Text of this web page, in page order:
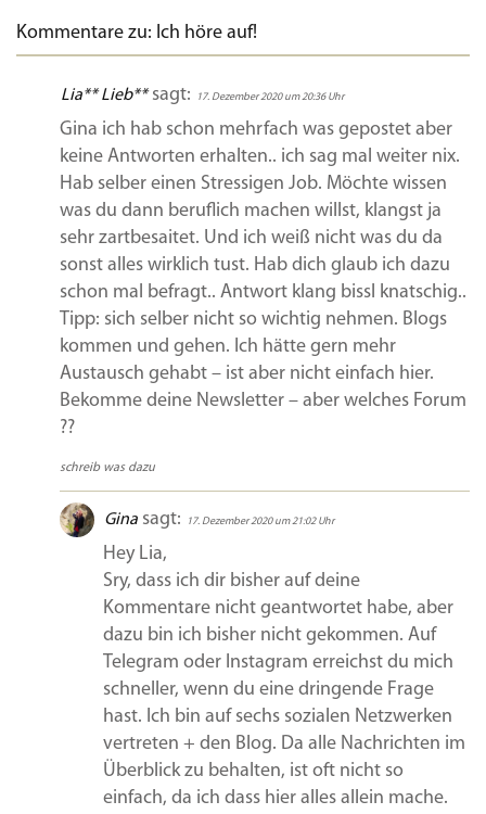
Kommentare zu: Ich höre auf!
Lia** Lieb** sagt: 17. Dezember 2020 um 20:36 Uhr
Gina ich hab schon mehrfach was gepostet aber
keine Antworten erhalten.. ich sag mal weiter nix.
Hab selber einen Stressigen Job. Möchte wissen
was du dann beruflich machen willst, klangst ja
sehr zartbesaitet. Und ich weiß nicht was du da
sonst alles wirklich tust. Hab dich glaub ich dazu
schon mal befragt.. Antwort klang bissl knatschig..
Tipp: sich selber nicht so wichtig nehmen. Blogs
kommen und gehen. Ich hätte gern mehr
Austausch gehabt – ist aber nicht einfach hier.
Bekomme deine Newsletter – aber welches Forum
??
schreib was dazu
Gina sagt: 17. Dezember 2020 um 21:02 Uhr
Hey Lia,
Sry, dass ich dir bisher auf deine
Kommentare nicht geantwortet habe, aber
dazu bin ich bisher nicht gekommen. Auf
Telegram oder Instagram erreichst du mich
schneller, wenn du eine dringende Frage
hast. Ich bin auf sechs sozialen Netzwerken
vertreten + den Blog. Da alle Nachrichten im
Überblick zu behalten, ist oft nicht so
einfach, da ich dass hier alles allein mache.